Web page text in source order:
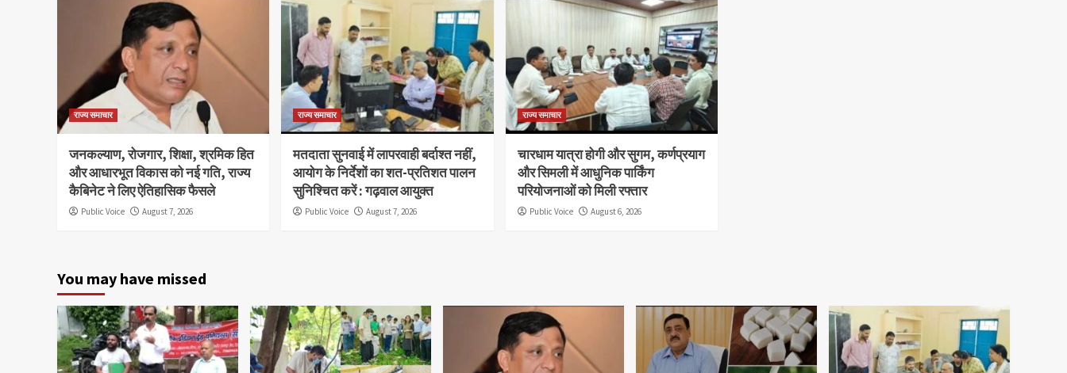
राज्य समाचार
जनकल्याण, रोजगार, शिक्षा, श्रमिक हित
और आधारभूत विकास को नई गति, राज्य
कैबिनेट ने लिए ऐतिहासिक फैसले
Public Voice August 7, 2026
राज्य समाचार
मतदाता सुनवाई में लापरवाही बर्दाश्त नहीं,
आयोग के निर्देशों का शत-प्रतिशत पालन
सुनिश्चित करें : गढ़वाल आयुक्त
Public Voice August 7, 2026
राज्य समाचार
चारधाम यात्रा होगी और सुगम, कर्णप्रयाग
और सिमली में आधुनिक पार्किंग
परियोजनाओं को मिली रफ्तार
Public Voice August 6, 2026
You may have missed